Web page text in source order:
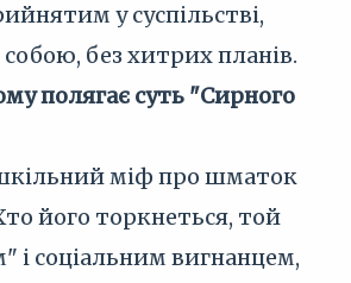
у суспільстві,
без хитрих планів.
полягає суть "Сирного
міф про шматок
його торкнеться, той
і соціальним вигнанцем,